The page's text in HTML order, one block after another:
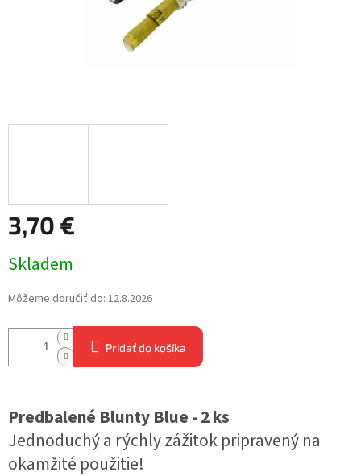
3,70 €
cena:
Skladem
Môžeme doručiť do: 12.8.2026
Pridať do košíka
Predbalené Blunty Blue - 2 ks
Jednoduchý a rýchly zážitok pripravený na
okamžité použitie!